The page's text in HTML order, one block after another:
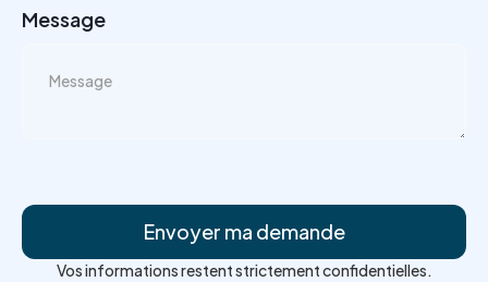
Message
Vos informations restent strictement confidentielles.